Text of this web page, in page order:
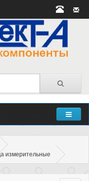
измерительные